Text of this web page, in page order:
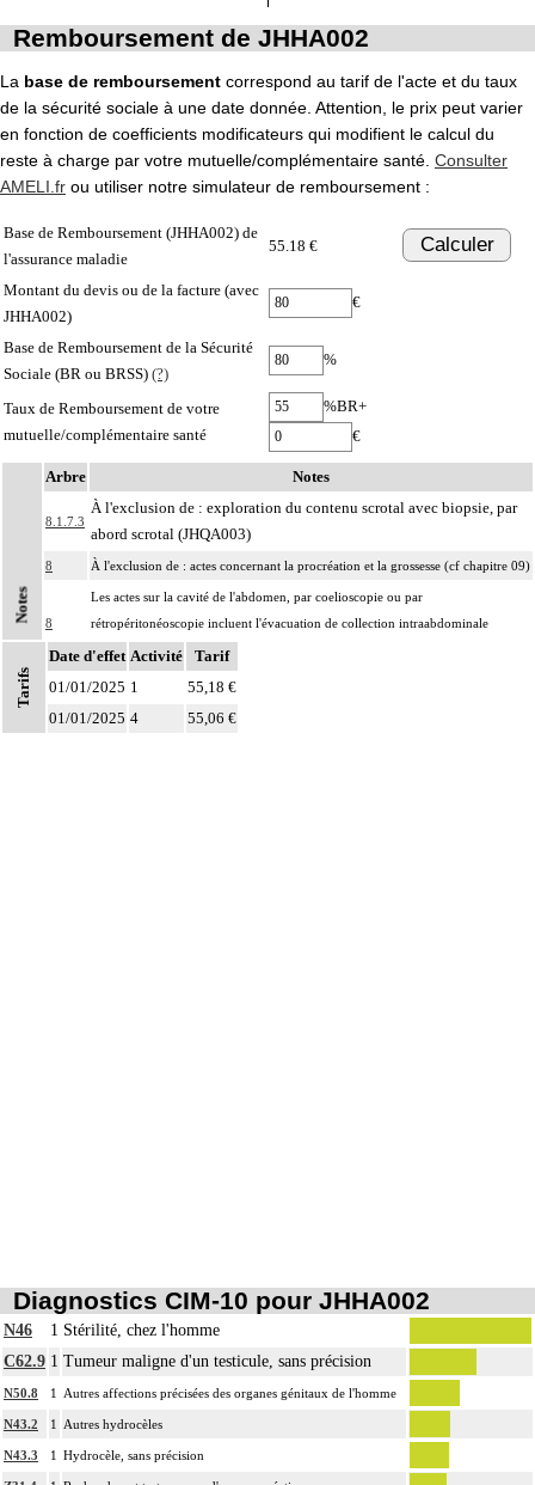
Remboursement de JHHA002
La base de remboursement correspond au tarif de l'acte et du taux
de la sécurité sociale à une date donnée. Attention, le prix peut varier
en fonction de coefficients modificateurs qui modifient le calcul du
reste à charge par votre mutuelle/complémentaire santé. Consulter
AMELI.fr ou utiliser notre simulateur de remboursement :
Base de Remboursement (JHHA002) de
l'assurance maladie
55.18 € Calculer
Montant du devis ou de la facture (avec
JHHA002)
€
Base de Remboursement de la Sécurité
Sociale (BR ou BRSS) (?)
%
Taux de Remboursement de votre
mutuelle/complémentaire santé
%BR+
€
Notes
Arbre Notes
8.1.7.3
À l'exclusion de : exploration du contenu scrotal avec biopsie, par
abord scrotal (JHQA003)
8 À l'exclusion de : actes concernant la procréation et la grossesse (cf chapitre 09)
8
Les actes sur la cavité de l'abdomen, par coelioscopie ou par
rétropéritonéoscopie incluent l'évacuation de collection intraabdominale
associée, la toilette péritonéale et/ou la pose de drain.
Les actes sur la cavité de l'abdomen, par abord direct incluent l'évacuation de
Tarifs
Date d'effet Activité
Tarif
01/01/2025 1
55,18 €
01/01/2025 4 55,06 €
Diagnostics CIM-10 pour JHHA002
N46 1 Stérilité, chez l'homme
C62.9 1 Tumeur maligne d'un testicule, sans précision
N50.8 1 Autres affections précisées des organes génitaux de l'homme
N43.2 1 Autres hydrocèles
N43.3 1 Hydrocèle, sans précision